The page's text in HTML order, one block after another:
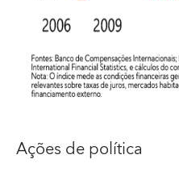
Ações de política